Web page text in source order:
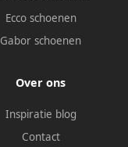
Ecco schoenen
Gabor schoenen
Over ons
Inspiratie blog
Contact